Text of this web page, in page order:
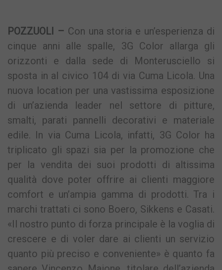
POZZUOLI – Con una storia e un’esperienza di
cinque anni alle spalle, 3G Color allarga gli
orizzonti e dalla sede di Monterusciello si
sposta in al civico 104 di via Cuma Licola. Una
nuova location per una vastissima esposizione
di un’azienda leader nel settore di pitture,
smalti, parati pannelli decorativi e materiale
edile. In via Cuma Licola, infatti, 3G Color ha
triplicato gli spazi sia per la promozione che
per la vendita dei suoi prodotti di altissima
qualità dove poter offrire ai clienti maggiore
comfort e un’ampia gamma di prodotti. Tra i
marchi trattati ci sono Boero, Sikkens e Casati.
«Il nostro punto di forza principale è la voglia di
crescere e di voler dare ai clienti un servizio
quanto più preciso e conveniente» è quanto fa